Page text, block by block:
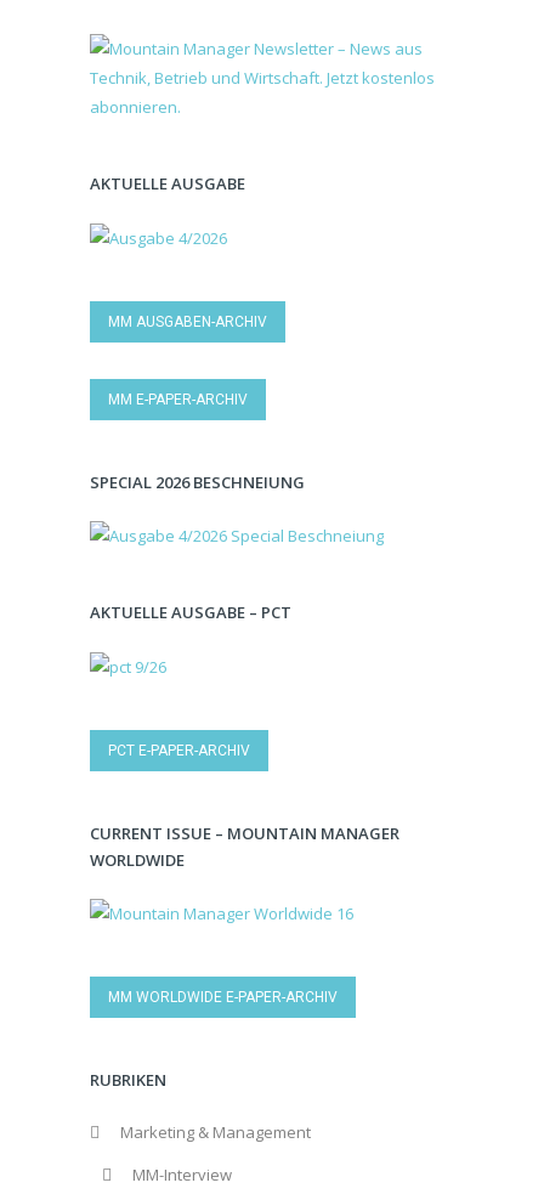
AKTUELLE AUSGABE
MM AUSGABEN-ARCHIV
MM E-PAPER-ARCHIV
SPECIAL 2026 BESCHNEIUNG
AKTUELLE AUSGABE – PCT
PCT E-PAPER-ARCHIV
CURRENT ISSUE – MOUNTAIN MANAGER
WORLDWIDE
MM WORLDWIDE E-PAPER-ARCHIV
RUBRIKEN
Marketing & Management
MM-Interview